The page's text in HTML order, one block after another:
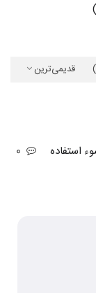
قدیمی‌ترین
استفاده 0